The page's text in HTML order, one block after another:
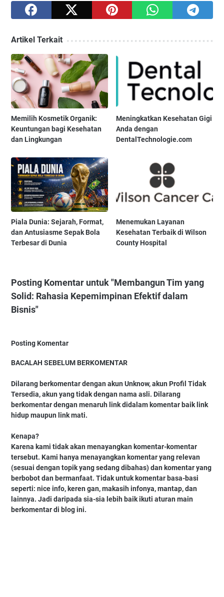
Artikel Terkait
Memilih Kosmetik Organik:
Keuntungan bagi Kesehatan
dan Lingkungan
Meningkatkan Kesehatan Gigi
Anda dengan
DentalTechnologie.com
Piala Dunia: Sejarah, Format,
dan Antusiasme Sepak Bola
Terbesar di Dunia
Menemukan Layanan
Kesehatan Terbaik di Wilson
County Hospital
Posting Komentar untuk "Membangun Tim yang
Solid: Rahasia Kepemimpinan Efektif dalam
Bisnis"
Posting Komentar
BACALAH SEBELUM BERKOMENTAR
Dilarang berkomentar dengan akun Unknow, akun Profil Tidak
Tersedia, akun yang tidak dengan nama asli. Dilarang
berkomentar dengan menaruh link didalam komentar baik link
hidup maupun link mati.
Kenapa?
Karena kami tidak akan menayangkan komentar-komentar
tersebut. Kami hanya menayangkan komentar yang relevan
(sesuai dengan topik yang sedang dibahas) dan komentar yang
berbobot dan bermanfaat. Tidak untuk komentar basa-basi
seperti: nice info, keren gan, makasih infonya, mantap, dan
lainnya. Jadi daripada sia-sia lebih baik ikuti aturan main
berkomentar di blog ini.